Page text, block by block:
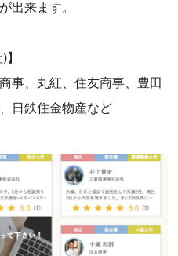
出来ます。
事、丸紅、住友商事、豊田
日鉄住金物産など